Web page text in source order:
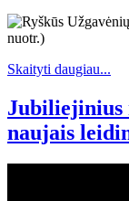
Skaityti daugiau...
Jubiliejinius
naujais